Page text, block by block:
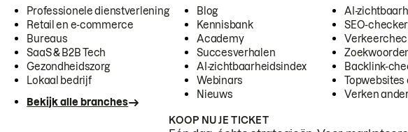
Professionele dienstverlening
Retail en e-commerce
Bureaus
SaaS & B2B Tech
Gezondheidszorg
Lokaal bedrijf
Bekijk alle branches
Blog
Kennisbank
Academy
Succesverhalen
AI-zichtbaarheidsindex
Webinars
Nieuws
AI-
SEO-checker
Backlink-
Topwebsites
Verken
KOOP NU JE TICKET